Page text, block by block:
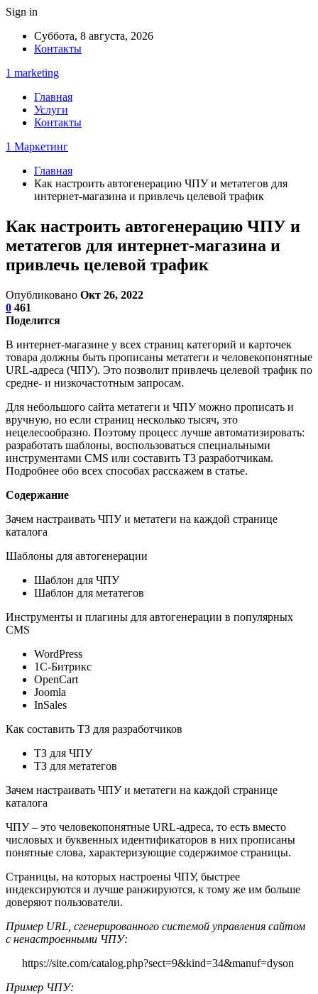
Sign in
Суббота, 8 августа, 2026
Контакты
1 marketing
Главная
Услуги
Контакты
1 Маркетинг
Главная
Как настроить автогенерацию ЧПУ и метатегов для
интернет-магазина и привлечь целевой трафик
Как настроить автогенерацию ЧПУ и
метатегов для интернет-магазина и
привлечь целевой трафик
Опубликовано Окт 26, 2022
0 461
Поделится
В интернет-магазине у всех страниц категорий и карточек
товара должны быть прописаны метатеги и человекопонятные
URL-адреса (ЧПУ). Это позволит привлечь целевой трафик по
средне- и низкочастотным запросам.
Для небольшого сайта метатеги и ЧПУ можно прописать и
вручную, но если страниц несколько тысяч, это
нецелесообразно. Поэтому процесс лучше автоматизировать:
разработать шаблоны, воспользоваться специальными
инструментами CMS или составить ТЗ разработчикам.
Подробнее обо всех способах расскажем в статье.
Содержание
Зачем настраивать ЧПУ и метатеги на каждой странице
каталога
Шаблоны для автогенерации
Шаблон для ЧПУ
Шаблон для метатегов
Инструменты и плагины для автогенерации в популярных
CMS
WordPress
1С-Битрикс
OpenCart
Joomla
InSales
Как составить ТЗ для разработчиков
ТЗ для ЧПУ
ТЗ для метатегов
Зачем настраивать ЧПУ и метатеги на каждой странице
каталога
ЧПУ – это человекопонятные URL-адреса, то есть вместо
числовых и буквенных идентификаторов в них прописаны
понятные слова, характеризующие содержимое страницы.
Страницы, на которых настроены ЧПУ, быстрее
индексируются и лучше ранжируются, к тому же им больше
доверяют пользователи.
Пример URL, сгенерированного системой управления сайтом
с ненастроенными ЧПУ:
https://site.com/catalog.php?sect=9&kind=34&manuf=dyson
Пример ЧПУ: